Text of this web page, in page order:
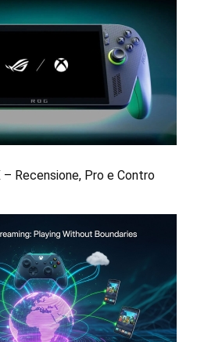
– Recensione, Pro e Contro